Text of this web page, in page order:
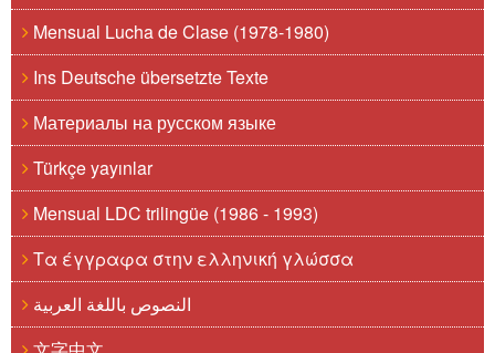
Mensual Lucha de Clase (1978-1980)
Ins Deutsche übersetzte Texte
Материалы на русском языке
Türkçe yayınlar
Mensual LDC trilingüe (1986 - 1993)
Τα έγγραφα στην ελληνική γλώσσα
النصوص باللغة العربية